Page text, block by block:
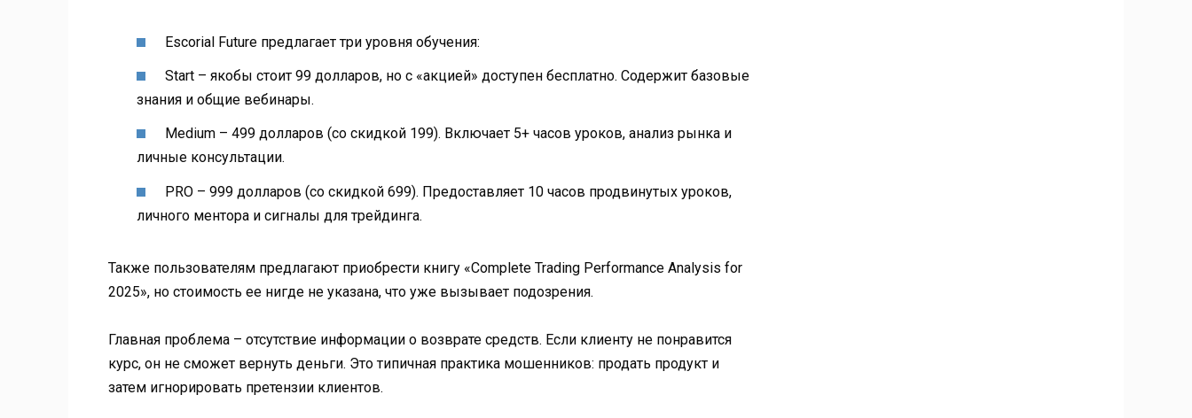
Escorial Future предлагает три уровня обучения:
Start – якобы стоит 99 долларов, но с «акцией» доступен бесплатно. Содержит базовые
знания и общие вебинары.
Medium – 499 долларов (со скидкой 199). Включает 5+ часов уроков, анализ рынка и
личные консультации.
PRO – 999 долларов (со скидкой 699). Предоставляет 10 часов продвинутых уроков,
личного ментора и сигналы для трейдинга.
Также пользователям предлагают приобрести книгу «Complete Trading Performance Analysis for
2025», но стоимость ее нигде не указана, что уже вызывает подозрения.
Главная проблема – отсутствие информации о возврате средств. Если клиенту не понравится
курс, он не сможет вернуть деньги. Это типичная практика мошенников: продать продукт и
затем игнорировать претензии клиентов.